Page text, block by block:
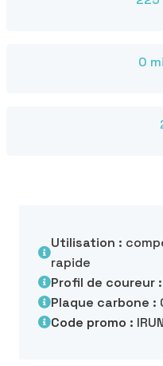
0
Utilisation :
rapide
Profil de coureur :
Plaque carbone :
Code promo :